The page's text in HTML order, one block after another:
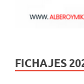
FICHAJES